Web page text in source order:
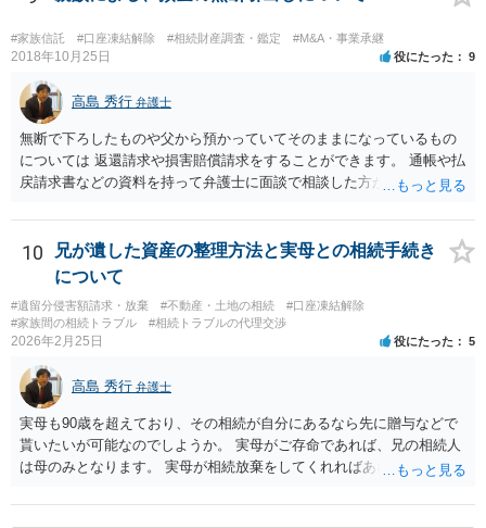
い解決案があればお悩みになるのは当然と言えば当然のことです。 彼
と親子関係を結びたいと思っているが、名字は変えたくない・・・養
子縁組の必要があり 氏も変更することになります。 しかし 彼は成人
しているとは言え、自分の子と私の連れ子、全て平等にしたいと希
望。もちろん私もそうできればと思います。 ・・・婚姻前の契約 あ
るいは 遺言書などで その意思を実現する方法はあります。 弁護
士に相談してみてください。
#家族信託 #口座凍結解除 #相続財産調査・鑑定 #M&A・事業承継
2018年10月25日 役にたった 9
高島 秀行 弁護士
無断で下ろしたものや父から預かっていてそのままになっているもの
については 返還請求や損害賠償請求をすることができます。 通帳や払
戻請求書などの資料を持って弁護士に面談で相談した方がよいと思い
10
兄が遺した資産の整理方法と実母との相続手続き
について
#遺留分侵害額請求・放棄 #不動産・土地の相続
#口座凍結解除
#家族間の相続トラブル
#相続トラブルの代理交渉
2026年2月25日 役にたった 5
高島 秀行 弁護士
実母も90歳を超えており、その相続が自分にあるなら先に贈与などで
貰いたいが可能なのでしようか。 実母がご存命であれば、兄の相続人
は母のみとなります。 実母が相続放棄をしてくれればあなた方兄弟及
ないと思います。